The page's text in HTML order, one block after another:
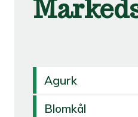
Agurk
Blomkål